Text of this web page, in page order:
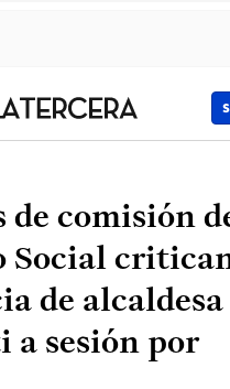
de comisión
Social
de alcaldesa
a sesión por